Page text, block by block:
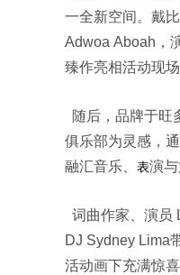
一全新空间。戴
Adwoa Aboah，
臻作亮相活动现场
随后，品牌于旺
俱乐部为灵感，
融汇音乐、 表演
词曲作家、演员
DJ Sydney Lima
活动画下充满惊喜